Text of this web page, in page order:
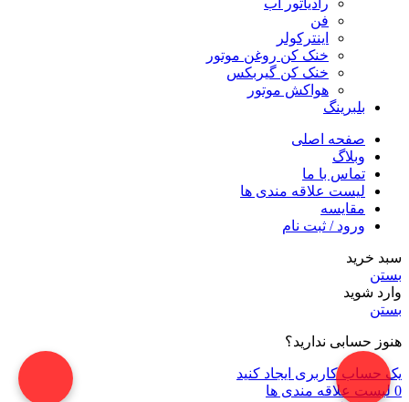
فن
اینترکولر
خنک کن روغن موتور
خنک کن گیربکس
هواکش موتور
بلبرینگ
صفحه اصلی
وبلاگ
تماس با ما
لیست علاقه مندی ها
مقایسه
ورود / ثبت نام
سبد خرید
بستن
وارد شوید
بستن
هنوز حسابی ندارید؟
یک حساب کاربری ایجاد کنید
0 لیست علاقه مندی ها